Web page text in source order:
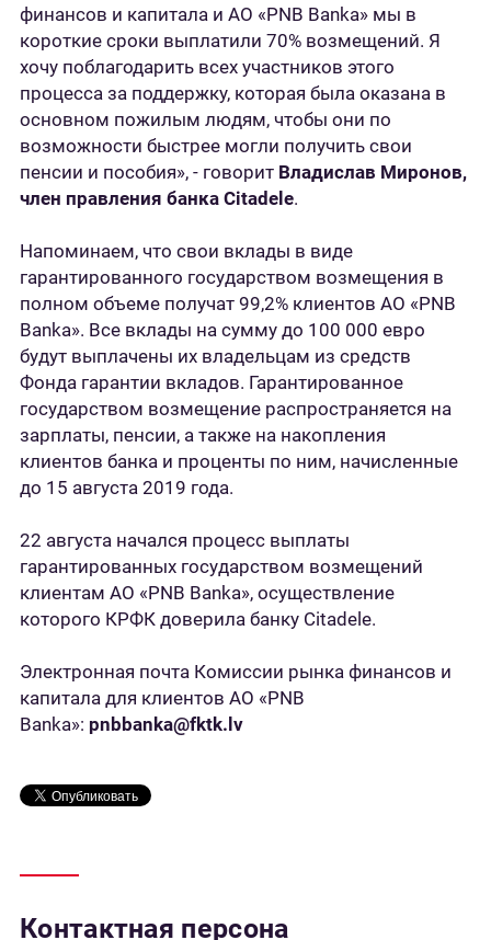
финансов и капитала и АО «PNB Banka» мы в
короткие сроки выплатили 70% возмещений. Я
хочу поблагодарить всех участников этого
процесса за поддержку, которая была оказана в
основном пожилым людям, чтобы они по
возможности быстрее могли получить свои
пенсии и пособия», - говорит Владислав Миронов,
член правления банка Citadele.
Напоминаем, что свои вклады в виде
гарантированного государством возмещения в
полном объеме получат 99,2% клиентов АО «PNB
Banka». Все вклады на сумму до 100 000 евро
будут выплачены их владельцам из средств
Фонда гарантии вкладов. Гарантированное
государством возмещение распространяется на
зарплаты, пенсии, а также на накопления
клиентов банка и проценты по ним, начисленные
до 15 августа 2019 года.
22 августа начался процесс выплаты
гарантированных государством возмещений
клиентам АО «PNB Banka», осуществление
которого КРФК доверила банку Citadele.
Электронная почта Комиссии рынка финансов и
капитала для клиентов АО «PNB
Banka»: pnbbanka@fktk.lv
Контактная персона